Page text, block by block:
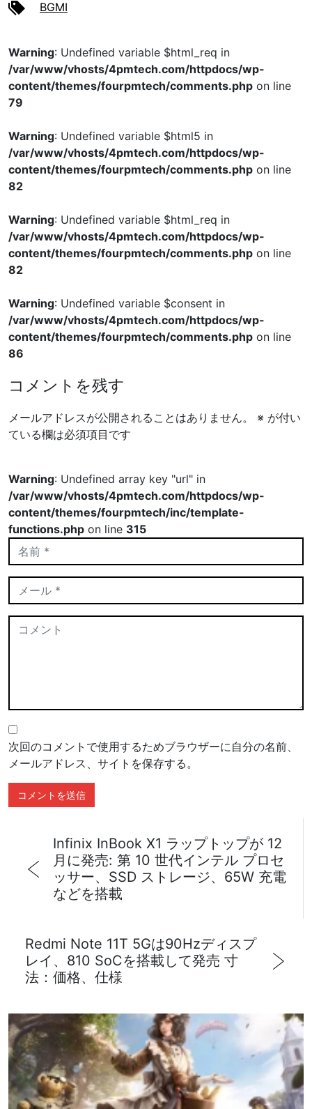
BGMI
Warning: Undefined variable $html_req in
/var/www/vhosts/4pmtech.com/httpdocs/wp-
content/themes/fourpmtech/comments.php on line
79
Warning: Undefined variable $html5 in
/var/www/vhosts/4pmtech.com/httpdocs/wp-
content/themes/fourpmtech/comments.php on line
82
Warning: Undefined variable $html_req in
/var/www/vhosts/4pmtech.com/httpdocs/wp-
content/themes/fourpmtech/comments.php on line
82
Warning: Undefined variable $consent in
/var/www/vhosts/4pmtech.com/httpdocs/wp-
content/themes/fourpmtech/comments.php on line
86
コメントを残す
メールアドレスが公開されることはありません。 ※ が付い
ている欄は必須項目です
Warning: Undefined array key "url" in
/var/www/vhosts/4pmtech.com/httpdocs/wp-
content/themes/fourpmtech/inc/template-
functions.php on line 315
次回のコメントで使用するためブラウザーに自分の名前、
メールアドレス、サイトを保存する。
Infinix InBook X1 ラップトップが 12
月に発売: 第 10 世代インテル プロセ
ッサー、SSD ストレージ、65W 充電
などを搭載
Redmi Note 11T 5Gは90Hzディスプ
レイ、810 SoCを搭載して発売 寸
法：価格、仕様